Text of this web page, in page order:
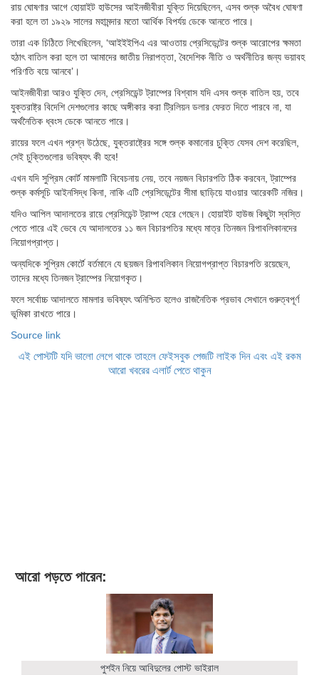
রায় ঘোষণার আগে হোয়াইট হাউসের আইনজীবীরা যুক্তি দিয়েছিলেন, এসব শুল্ক অবৈধ ঘোষণা
করা হলে তা ১৯২৯ সালের মহামন্দার মতো আর্থিক বিপর্যয় ডেকে আনতে পারে।
তারা এক চিঠিতে লিখেছিলেন, ‘আইইইপিএ এর আওতায় প্রেসিডেন্টের শুল্ক আরোপের ক্ষমতা
হঠাৎ বাতিল করা হলে তা আমাদের জাতীয় নিরাপত্তা, বৈদেশিক নীতি ও অর্থনীতির জন্য ভয়াবহ
পরিণতি বয়ে আনবে’।
আইনজীবীরা আরও যুক্তি দেন, প্রেসিডেন্ট ট্রাম্পের বিশ্বাস যদি এসব শুল্ক বাতিল হয়, তবে
যুক্তরাষ্ট্র বিদেশি দেশগুলোর কাছে অঙ্গীকার করা ট্রিলিয়ন ডলার ফেরত দিতে পারবে না, যা
অর্থনৈতিক ধ্বংস ডেকে আনতে পারে।
রায়ের ফলে এখন প্রশ্ন উঠেছে, যুক্তরাষ্ট্রের সঙ্গে শুল্ক কমানোর চুক্তি যেসব দেশ করেছিল,
সেই চুক্তিগুলোর ভবিষ্যৎ কী হবে!
এখন যদি সুপ্রিম কোর্ট মামলাটি বিবেচনায় নেয়, তবে নয়জন বিচারপতি ঠিক করবেন, ট্রাম্পের
শুল্ক কর্মসূচি আইনসিদ্ধ কিনা, নাকি এটি প্রেসিডেন্টের সীমা ছাড়িয়ে যাওয়ার আরেকটি নজির।
যদিও আপিল আদালতের রায়ে প্রেসিডেন্ট ট্রাম্প হেরে গেছেন। হোয়াইট হাউজ কিছুটা স্বস্তি
পেতে পারে এই ভেবে যে আদালতের ১১ জন বিচারপতির মধ্যে মাত্র তিনজন রিপাবলিকানদের
নিয়োগপ্রাপ্ত।
অন্যদিকে সুপ্রিম কোর্টে বর্তমানে যে ছয়জন রিপাবলিকান নিয়োগপ্রাপ্ত বিচারপতি রয়েছেন,
তাদের মধ্যে তিনজন ট্রাম্পের নিয়োগকৃত।
ফলে সর্বোচ্চ আদালতে মামলার ভবিষ্যৎ অনিশ্চিত হলেও রাজনৈতিক প্রভাব সেখানে গুরুত্বপূর্ণ
ভূমিকা রাখতে পারে।
Source link
এই পোস্টটি যদি ভালো লেগে থাকে তাহলে ফেইসবুক পেজটি লাইক দিন এবং এই রকম
আরো খবরের এলার্ট পেতে থাকুন
আরো পড়তে পারেন:
পুশইন নিয়ে আবিদুলের পোস্ট ভাইরাল